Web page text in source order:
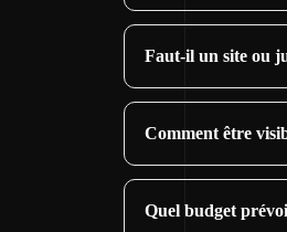
Faut-il un site ou
Comment être
Quel budget